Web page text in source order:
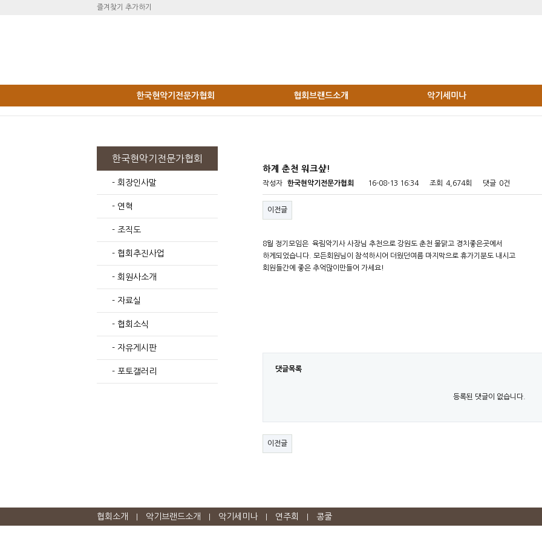
즐겨찾기 추가하기
한국현악기전문가협회 협회브랜드소개 악기세미나
한국현악기전문가협회
- 회장인사말
- 연혁
- 조직도
- 협회추진사업
- 회원사소개
- 자료실
- 협회소식
- 자유게시판
- 포토갤러리
하계 춘천 워크샾!
작성자 한국현악기전문가협회 16-08-13 16:34 조회 4,674회 댓글 0건
이전글
8월 정기모임은 육림악기사 사장님 추천으로 강원도 춘천 물맑고 경치좋은곳에서
하게되었습니다. 모든회원님이 참석하시어 더웠던여름 마지막으로 휴가기분도 내시고
회원들간에 좋은 추억많이만들어 가세요!
댓글목록
등록된 댓글이 없습니다.
이전글
협회소개 악기브랜드소개 악기세미나 연주회 콩쿨